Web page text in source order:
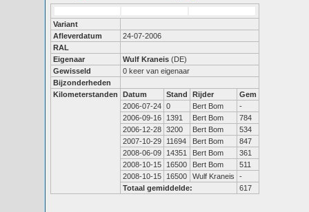
Variant
Afleverdatum
24-07-2006
RAL
Eigenaar
Wulf Kraneis (DE)
Gewisseld
0 keer van eigenaar
Bijzonderheden
Kilometerstanden
Datum Stand Rijder
Gem
2006-07-24 0 Bert Bom
-
2006-09-16
1391 Bert Bom
784
2006-12-28 3200 Bert Bom
534
2007-10-29
11694 Bert Bom
847
2008-06-09
14351 Bert Bom
361
2008-10-15
16500 Bert Bom
511
2008-10-15
16500 Wulf Kraneis
-
Totaal gemiddelde:
617